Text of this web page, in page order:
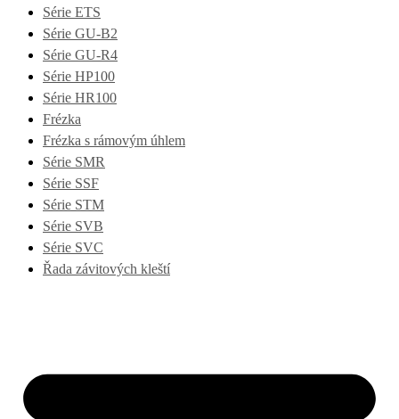
Série ETS
Série GU-B2
Série GU-R4
Série HP100
Série HR100
Frézka
Frézka s rámovým úhlem
Série SMR
Série SSF
Série STM
Série SVB
Série SVC
Řada závitových kleští